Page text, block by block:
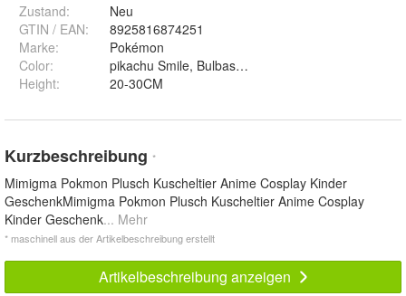
Zustand:
Neu
GTIN / EAN:
8925816874251
Marke:
Pokémon
Color:
pikachu Smile, Bulbasaur, Squirtle, Psyduck,
Height: 20-30CM
Kurzbeschreibung *
Mimigma Pokmon Plusch Kuscheltier Anime Cosplay Kinder
GeschenkMimigma Pokmon Plusch Kuscheltier Anime Cosplay
Kinder Geschenk... Mehr
* maschinell aus der Artikelbeschreibung erstellt
Artikelbeschreibung anzeigen